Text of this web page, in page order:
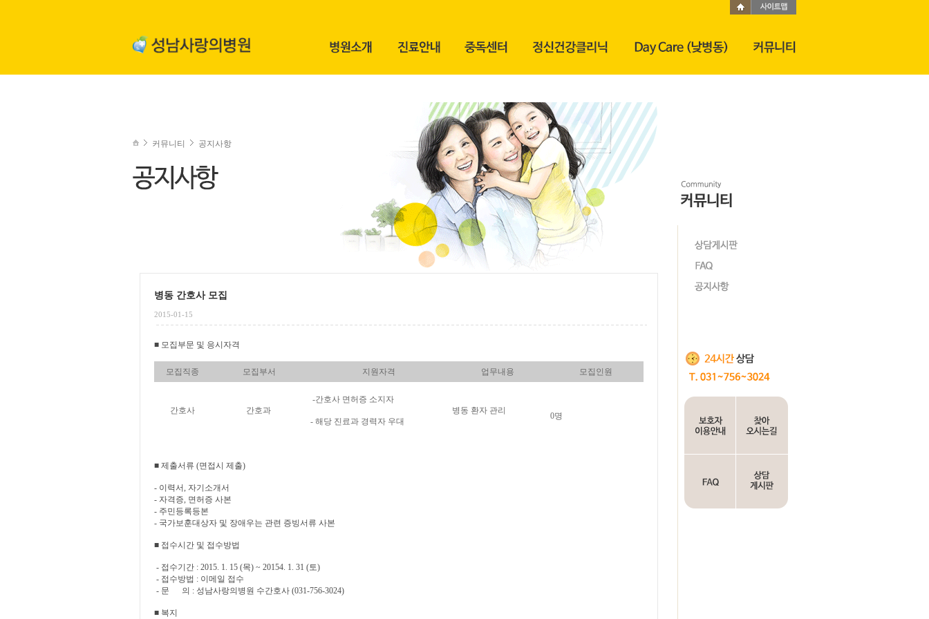
커뮤니티 공지사항
병동 간호사 모집
2015-01-15
■ 모집부문 및 응시자격
모집직종 모집부서 지원자격 업무내용 모집인원
간호사 간호과
-간호사 면허증 소지자
- 해당 진료과 경력자 우대
병동 환자 관리
0명
■ 제출서류 (면접시 제출)
- 이력서, 자기소개서
- 자격증, 면허증 사본
- 주민등록등본
- 국가보훈대상자 및 장애우는 관련 증빙서류 사본
■ 접수시간 및 접수방법
- 접수기간 : 2015. 1. 15 (목) ~ 20154. 1. 31 (토)
- 접수방법 : 이메일 접수
- 문 의 : 성남사랑의병원 수간호사 (031-756-3024)
■ 복지